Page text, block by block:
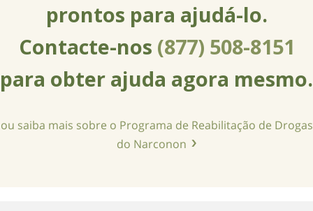
prontos para ajudá-lo.
Contacte-nos (877) 508-8151
para obter ajuda agora mesmo.
ou saiba mais sobre o Programa de Reabilitação de Drogas
do Narconon